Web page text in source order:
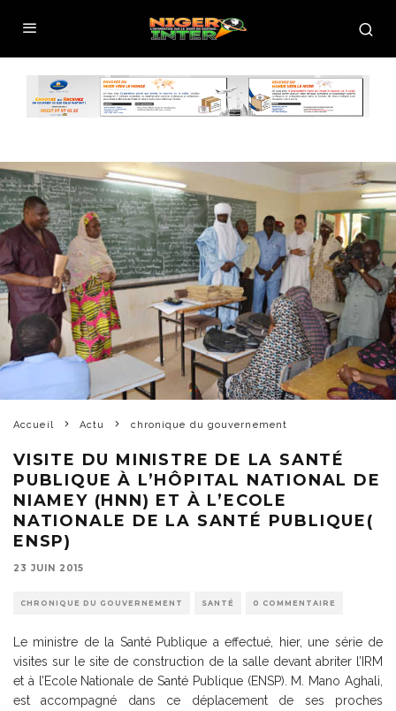
Accueil Actu chronique du gouvernement
VISITE DU MINISTRE DE LA SANTÉ
PUBLIQUE À L’HÔPITAL NATIONAL DE
NIAMEY (HNN) ET À L’ECOLE
NATIONALE DE LA SANTÉ PUBLIQUE(
ENSP)
23 JUIN 2015
CHRONIQUE DU GOUVERNEMENT SANTÉ 0 COMMENTAIRE
Le ministre de la Santé Publique a effectué, hier, une série de
visites sur le site de construction de la salle devant abriter l’IRM
et à l’Ecole Nationale de Santé Publique (ENSP). M. Mano Aghali,
est accompagné dans ce déplacement de ses proches